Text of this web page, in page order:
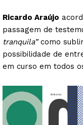
Ricardo Araújo
passagem de
tranquila”como
possibilidade de
em curso em todos